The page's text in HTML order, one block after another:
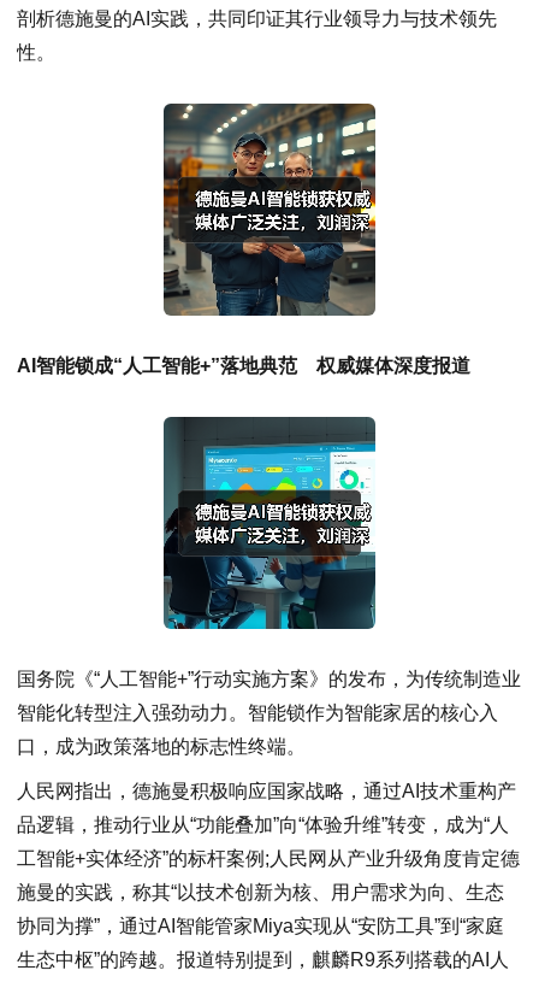
剖析德施曼的AI实践，共同印证其行业领导力与技术领先
性。
AI智能锁成“人工智能+”落地典范 权威媒体深度报道
国务院《“人工智能+”行动实施方案》的发布，为传统制造业
智能化转型注入强劲动力。智能锁作为智能家居的核心入
口，成为政策落地的标志性终端。
人民网指出，德施曼积极响应国家战略，通过AI技术重构产
品逻辑，推动行业从“功能叠加”向“体验升维”转变，成为“人
工智能+实体经济”的标杆案例;人民网从产业升级角度肯定德
施曼的实践，称其“以技术创新为核、用户需求为向、生态
协同为撑”，通过AI智能管家Miya实现从“安防工具”到“家庭
生态中枢”的跨越。报道特别提到，麒麟R9系列搭载的AI人